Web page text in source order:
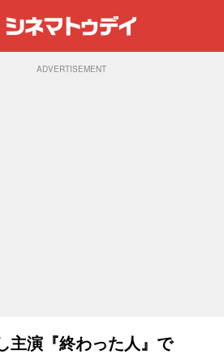
ADVERTISEMENT
主演『終わった人』で